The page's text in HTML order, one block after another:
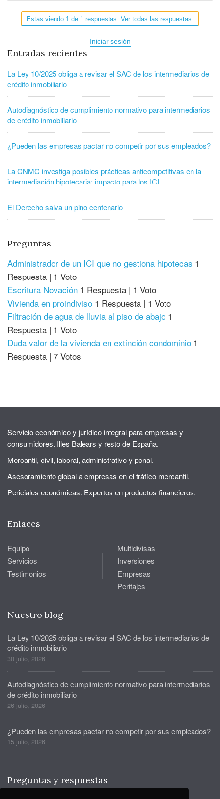
Estas viendo 1 de 1 respuestas. Ver todas las respuestas.
Iniciar sesión
Entradas recientes
La Ley 10/2025 obliga a revisar el SAC de los intermediarios de
crédito inmobiliario
Autodiagnóstico de cumplimiento normativo para intermediarios
de crédito inmobiliario
¿Pueden las empresas pactar no competir por sus empleados?
La CNMC investiga posibles prácticas anticompetitivas en la
intermediación hipotecaria: impacto para los ICI
El Derecho salva un pino centenario
Preguntas
Administrador de un ICI que no gestiona hipotecas 1
Respuesta | 1 Voto
Escritura Novación 1 Respuesta | 1 Voto
Vivienda en proindiviso 1 Respuesta | 1 Voto
Filtración de agua de lluvia al piso de abajo 1
Respuesta | 1 Voto
Duda valor de la vivienda en extinción condominio 1
Respuesta | 7 Votos
Servicio económico y jurídico integral para empresas y
consumidores. Illes Balears y resto de España.
Mercantil, civil, laboral, administrativo y penal.
Asesoramiento global a empresas en el tráfico mercantil.
Periciales económicas. Expertos en productos financieros.
Enlaces
Equipo
Servicios
Testimonios
Multidivisas
Inversiones
Empresas
Peritajes
Nuestro blog
La Ley 10/2025 obliga a revisar el SAC de los intermediarios de
crédito inmobiliario
30 julio, 2026
Autodiagnóstico de cumplimiento normativo para intermediarios
de crédito inmobiliario
26 julio, 2026
¿Pueden las empresas pactar no competir por sus empleados?
15 julio, 2026
Preguntas y respuestas